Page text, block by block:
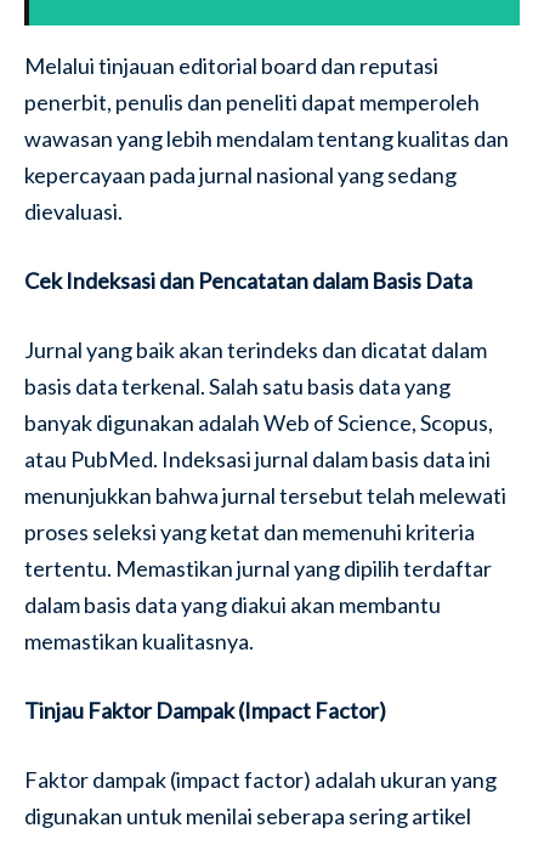
Melalui tinjauan editorial board dan reputasi
penerbit, penulis dan peneliti dapat memperoleh
wawasan yang lebih mendalam tentang kualitas dan
kepercayaan pada jurnal nasional yang sedang
dievaluasi.
Cek Indeksasi dan Pencatatan dalam Basis Data
Jurnal yang baik akan terindeks dan dicatat dalam
basis data terkenal. Salah satu basis data yang
banyak digunakan adalah Web of Science, Scopus,
atau PubMed. Indeksasi jurnal dalam basis data ini
menunjukkan bahwa jurnal tersebut telah melewati
proses seleksi yang ketat dan memenuhi kriteria
tertentu. Memastikan jurnal yang dipilih terdaftar
dalam basis data yang diakui akan membantu
memastikan kualitasnya.
Tinjau Faktor Dampak (Impact Factor)
Faktor dampak (impact factor) adalah ukuran yang
digunakan untuk menilai seberapa sering artikel